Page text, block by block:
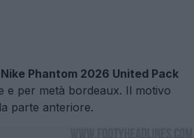
Phantom 2026 United Pack
e per metà bordeaux. Il motivo
parte anteriore.